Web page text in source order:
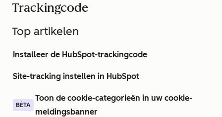
Trackingcode
Top artikelen
Installeer de HubSpot-trackingcode
Site-tracking instellen in HubSpot
BÈTA
Toon de cookie-categorieën in uw cookie-
meldingsbanner